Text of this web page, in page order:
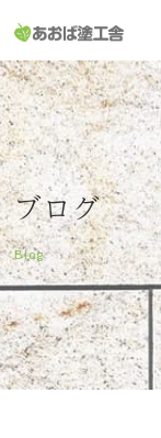
ブログ
Blog